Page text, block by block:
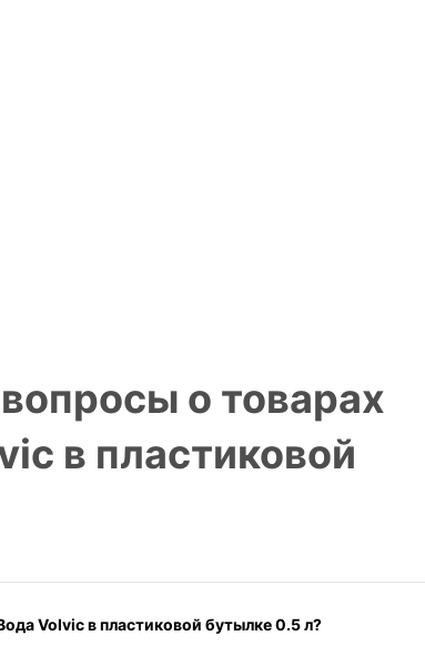
о товарах
в пластиковой
Volvic в пластиковой бутылке 0.5 л?